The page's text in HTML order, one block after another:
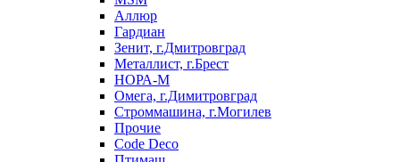
Аллюр
Гардиан
Зенит, г.Дмитровград
Металлист, г.Брест
НОРА-М
Омега, г.Димитровград
Строммашина, г.Могилев
Прочие
Code Deco